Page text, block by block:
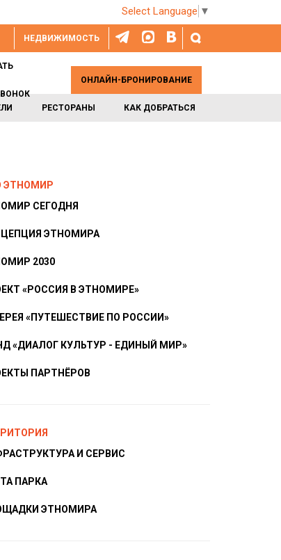
Select Language ▼
НЕДВИЖИМОСТЬ
РЕСТОРАНЫ КАК ДОБРАТЬСЯ
ОНЛАЙН-БРОНИРОВАНИЕ
ЭТНОМИР
СЕГОДНЯ
ЭТНОМИРА
2030
«РОССИЯ В ЭТНОМИРЕ»
«ПУТЕШЕСТВИЕ ПО РОССИИ»
«ДИАЛОГ КУЛЬТУР - ЕДИНЫЙ МИР»
ПАРТНЁРОВ
И СЕРВИС
ПАРКА
ЭТНОМИРА